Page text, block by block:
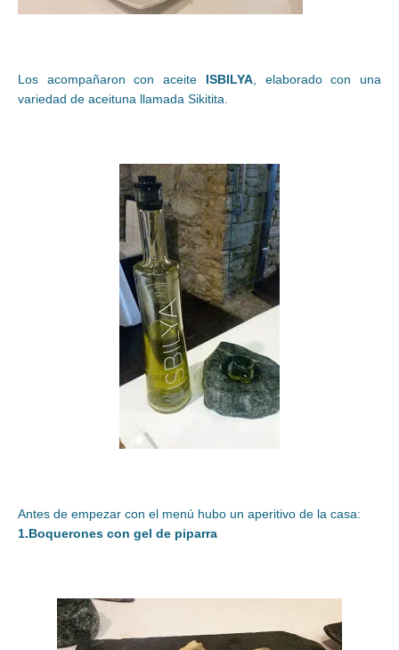
Los acompañaron con aceite ISBILYA, elaborado con una
variedad de aceituna llamada Sikitita.
Antes de empezar con el menú hubo un aperitivo de la casa:
1.Boquerones con gel de piparra